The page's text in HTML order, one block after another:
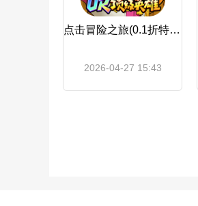
点击冒险之旅(0.1折特级行动)
2026-04-27 15:43